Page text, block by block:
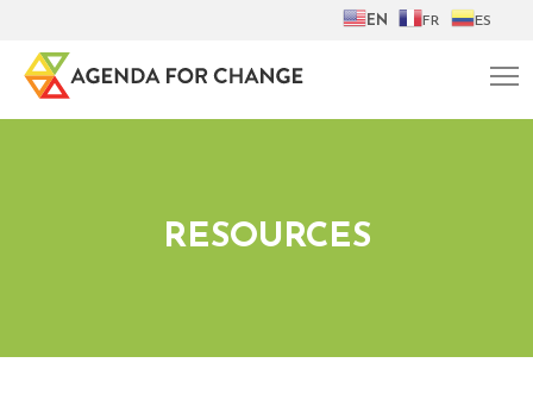
EN FR ES
RESOURCES